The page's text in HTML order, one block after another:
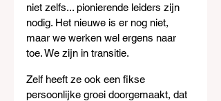
niet zelfs... pionierende leiders zijn
nodig. Het nieuwe is er nog niet,
maar we werken wel ergens naar
toe. We zijn in transitie.
Zelf heeft ze ook een fikse
persoonlijke groei doorgemaakt, dat